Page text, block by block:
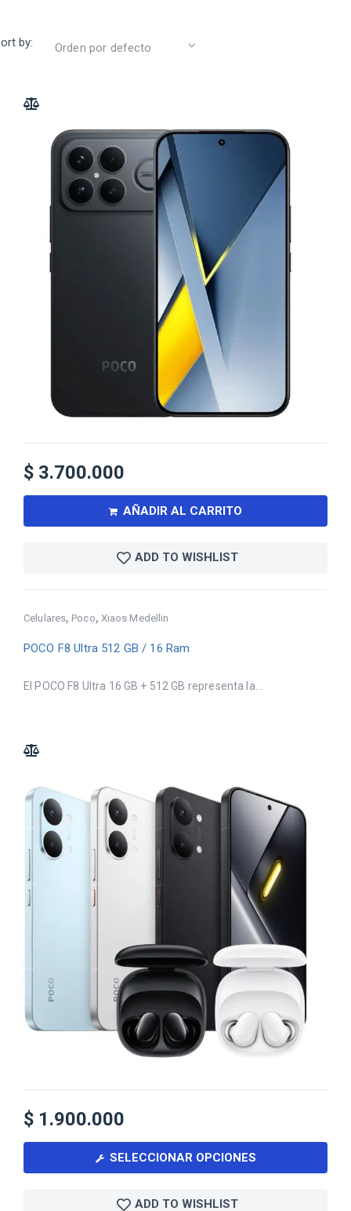
by:
Celulares, Poco, Xiaos Medellin
POCO F8 Ultra 512 GB / 16 Ram
El POCO F8 Ultra 16 GB + 512 GB representa la...
$ 3.700.000
AÑADIR AL CARRITO
ADD TO WISHLIST
$ 1.900.000
SELECCIONAR OPCIONES
ADD TO WISHLIST